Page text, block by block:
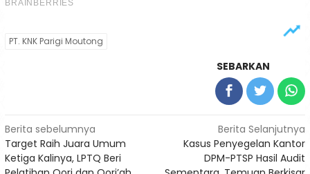
PT. KNK Parigi Moutong
SEBARKAN
Navigasi
pos
Berita sebelumnya
Target Raih Juara Umum
Ketiga Kalinya, LPTQ Beri
Berita Selanjutnya
Kasus Penyegelan Kantor
DPM-PTSP Hasil Audit